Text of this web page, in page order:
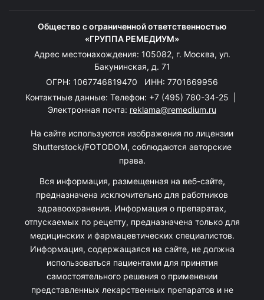
Общество с ограниченной ответственностью
«ГРУППА РЕМЕДИУМ»
Адрес местонахождения: 105082, г. Москва, ул.
Бакунинская, д. 71
ОГРН: 1067746819470 ИНН: 7701669956
Контактные данные: Телефон: +7 (495) 780-34-25
Электронная почта: reklama@remedium.ru
На сайте используются изображения по лицензии
Shutterstock/FOTODOM, соблюдаются авторские
права.
Вся информация, размещенная на веб-сайте,
предназначена исключительно для работников
здравоохранения. Информация о препаратах,
отпускаемых по рецепту, предназначена только для
медицинских и фармацевтических специалистов.
Информация, содержащаяся на сайте, не должна
использоваться пациентами для принятия
самостоятельного решения о применении
представленных лекарственных препаратов и не